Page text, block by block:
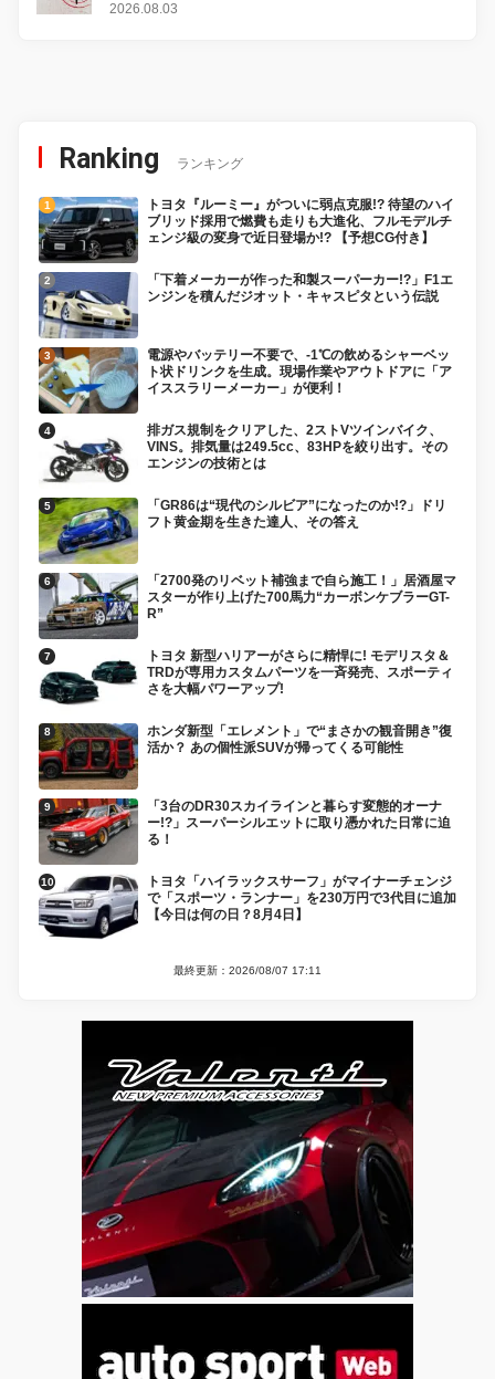
2026.08.03
Ranking ランキング
トヨタ『ルーミー』がついに弱点克服!? 待望のハイ
ブリッド採用で燃費も走りも大進化、フルモデルチ
ェンジ級の変身で近日登場か!? 【予想CG付き】
「下着メーカーが作った和製スーパーカー!?」F1エ
ンジンを積んだジオット・キャスピタという伝説
電源やバッテリー不要で、-1℃の飲めるシャーベッ
ト状ドリンクを生成。現場作業やアウトドアに「ア
イススラリーメーカー」が便利！
排ガス規制をクリアした、2ストVツインバイク、
VINS。排気量は249.5cc、83HPを絞り出す。その
エンジンの技術とは
「GR86は“現代のシルビア”になったのか!?」ドリ
フト黄金期を生きた達人、その答え
「2700発のリベット補強まで自ら施工！」居酒屋マ
スターが作り上げた700馬力“カーボンケブラーGT-
R”
トヨタ 新型ハリアーがさらに精悍に! モデリスタ＆
TRDが専用カスタムパーツを一斉発売、スポーティ
さを大幅パワーアップ!
ホンダ新型「エレメント」で“まさかの観音開き”復
活か？ あの個性派SUVが帰ってくる可能性
「3台のDR30スカイラインと暮らす変態的オーナ
ー!?」スーパーシルエットに取り憑かれた日常に迫
る！
トヨタ「ハイラックスサーフ」がマイナーチェンジ
で「スポーツ・ランナー」を230万円で3代目に追加
【今日は何の日？8月4日】
最終更新：2026/08/07 17:11